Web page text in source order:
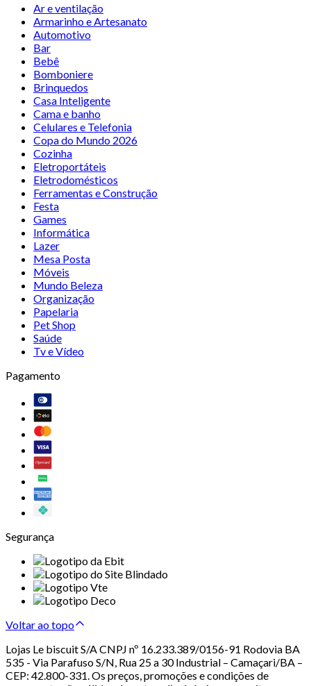
Ar e ventilação
Armarinho e Artesanato
Automotivo
Bar
Bebê
Bomboniere
Brinquedos
Casa Inteligente
Cama e banho
Celulares e Telefonia
Copa do Mundo 2026
Cozinha
Eletroportáteis
Eletrodomésticos
Ferramentas e Construção
Festa
Games
Informática
Lazer
Mesa Posta
Móveis
Mundo Beleza
Organização
Papelaria
Pet Shop
Saúde
Tv e Vídeo
Pagamento
Segurança
Voltar ao topo
Lojas Le biscuit S/A CNPJ nº 16.233.389/0156-91 Rodovia BA
535 - Via Parafuso S/N, Rua 25 a 30 Industrial – Camaçari/BA –
CEP: 42.800-331. Os preços, promoções e condições de